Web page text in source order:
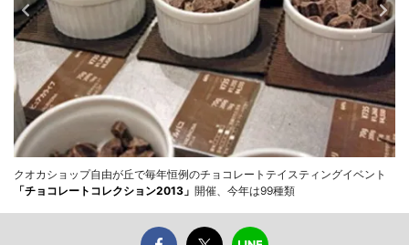
クオカショップ自由が丘で毎年恒例のチョコレートテイスティングイベント
「チョコレートコレクション2013」 開催、今年は99種類